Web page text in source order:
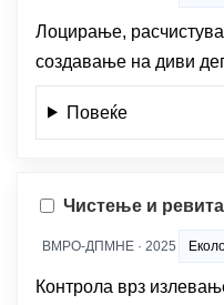
Лоцирање,
создавање на диви
Повеќе
Чистење и
ВМРО-ДПМНЕ · 2025
Контрола врз